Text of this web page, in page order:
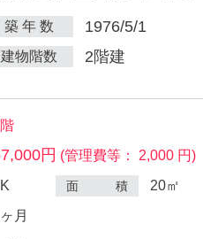
築 年 数 1976/5/1
建物階数 2階建
円 (管理費等： 2,000 円)
面 積 20㎡
月